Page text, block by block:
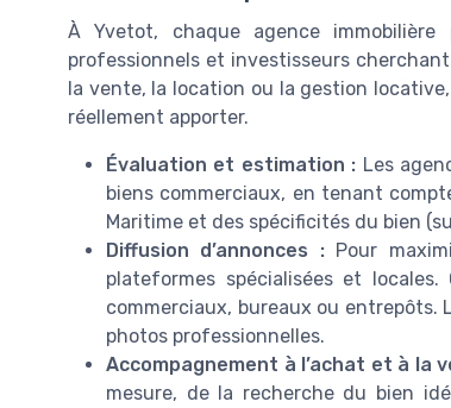
À Yvetot, chaque agence
professionnels et investisseurs
la vente, la location ou la gestion
réellement apporter.
Évaluation et estimation : Les
biens commerciaux, en tenant
Maritime et des spécificités du bien
Diffusion d’annonces :Pour
plateformes spécialisées et
commerciaux, bureaux ou entrepôts.
photos professionnelles.
Accompagnement à l’achat et à la
mesure, de la recherche du bien